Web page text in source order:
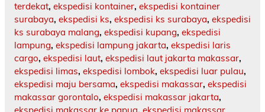
terdekat, ekspedisi kontainer, ekspedisi kontainer
surabaya, ekspedisi ks, ekspedisi ks surabaya, ekspedisi
ks surabaya malang, ekspedisi kupang, ekspedisi
lampung, ekspedisi lampung jakarta, ekspedisi laris
cargo, ekspedisi laut, ekspedisi laut jakarta makassar,
ekspedisi limas, ekspedisi lombok, ekspedisi luar pulau,
ekspedisi maju bersama, ekspedisi makassar, ekspedisi
makassar gorontalo, ekspedisi makassar jakarta,